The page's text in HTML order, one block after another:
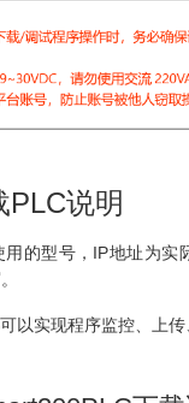
PLC说明
的型号，IP地址为实
以实现程序监控、上传